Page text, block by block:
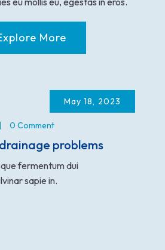
More
May 18, 2023
0 Comment
problems
fermentum dui
sapie in.